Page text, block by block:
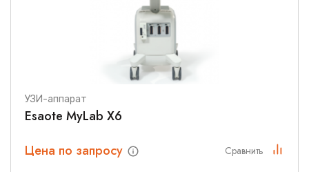
УЗИ-аппарат
Esaote MyLab X6
Цена по запросу
Сравнить